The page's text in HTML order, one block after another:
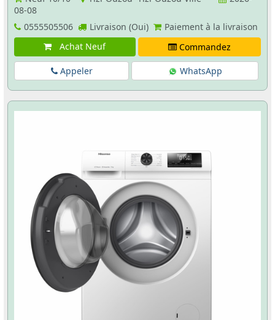
08-08
0555505506
Livraison (Oui)
Paiement à la livraison
Achat Neuf
Commandez
Appeler WhatsApp